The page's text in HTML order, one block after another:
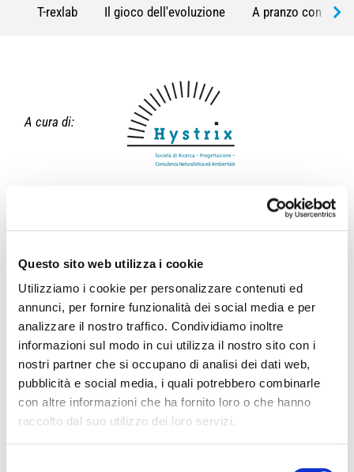
Questo sito web utilizza i cookie
Utilizziamo i cookie per personalizzare contenuti ed
annunci, per fornire funzionalità dei social media e per
analizzare il nostro traffico. Condividiamo inoltre
informazioni sul modo in cui utilizza il nostro sito con i
nostri partner che si occupano di analisi dei dati web,
pubblicità e social media, i quali potrebbero combinarle
con altre informazioni che ha fornito loro o che hanno
raccolto dal suo utilizzo dei loro servizi.
T-rexlab Il gioco dell'evoluzione A pranzo con le api
A cura di:
Un viaggio sorprendente nel mondo della microscopia.
Un’esperienza unica per guardare il mondo con occhi nuovi! In
questo laboratorio pratico di microscopia, impareremo ad
un’incredibile varietà di oggetti: dalla sabbia alle conchiglie,
dalle impronte delle dita fino a campioni straordinari come
denti di squalo, sottili lamine d’oro e autentici fossili di
dinosauro! Un’esperienza affascinante per scoprire quanto
possa essere meraviglioso ciò che si nasconde nei dettagli,
quando li osserviamo attraverso la lente di un microscopio!
DOVE : attività didattica in aula